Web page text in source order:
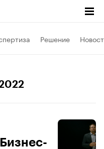
Решение